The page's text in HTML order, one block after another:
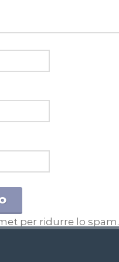
per ridurre lo spam.